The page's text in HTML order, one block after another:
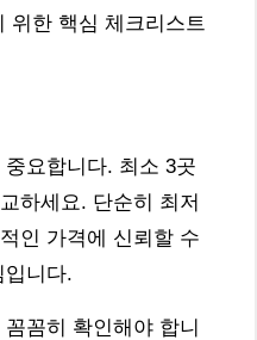
위한 핵심 체크리스트
요합니다. 최소 3곳
하세요. 단순히 최저
인 가격에 신뢰할 수
입니다.
꼼히 확인해야 합니